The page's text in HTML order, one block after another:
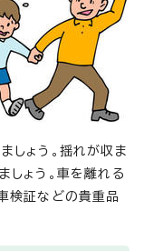
しょう。揺れが収ま
しょう。車を離れる
検証などの貴重品